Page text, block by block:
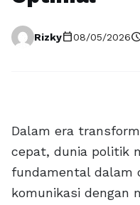
Rizkycalendar_today08/05/2026
Dalam era
cepat, dunia politik
fundamental dalam
komunikasi dengan